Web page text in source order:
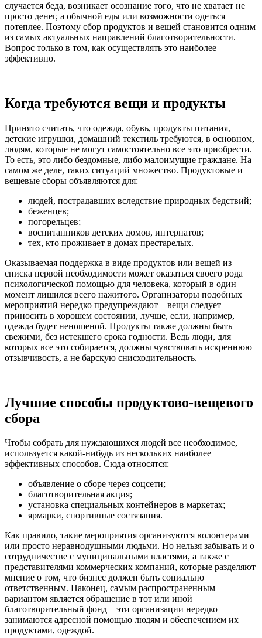
случается беда, возникает осознание того, что не хватает не
просто денег, а обычной еды или возможности одеться
потеплее. Поэтому сбор продуктов и вещей становится одним
из самых актуальных направлений благотворительности.
Вопрос только в том, как осуществлять это наиболее
эффективно.
Когда требуются вещи и продукты
Принято считать, что одежда, обувь, продукты питания,
детские игрушки, домашний текстиль требуются, в основном,
людям, которые не могут самостоятельно все это приобрести.
То есть, это либо бездомные, либо малоимущие граждане. На
самом же деле, таких ситуаций множество. Продуктовые и
вещевые сборы объявляются для:
людей, пострадавших вследствие природных бедствий;
беженцев;
погорельцев;
воспитанников детских домов, интернатов;
тех, кто проживает в домах престарелых.
Оказываемая поддержка в виде продуктов или вещей из
списка первой необходимости может оказаться своего рода
психологической помощью для человека, который в один
момент лишился всего нажитого. Организаторы подобных
мероприятий нередко предупреждают – вещи следует
приносить в хорошем состоянии, лучше, если, например,
одежда будет неношеной. Продукты также должны быть
свежими, без истекшего срока годности. Ведь люди, для
которых все это собирается, должны чувствовать искреннюю
отзывчивость, а не барскую снисходительность.
Лучшие способы продуктово-вещевого
сбора
Чтобы собрать для нуждающихся людей все необходимое,
используется какой-нибудь из нескольких наиболее
эффективных способов. Сюда относятся:
объявление о сборе через соцсети;
благотворительная акция;
установка специальных контейнеров в маркетах;
ярмарки, спортивные состязания.
Как правило, такие мероприятия организуются волонтерами
или просто неравнодушными людьми. Но нельзя забывать и о
сотрудничестве с муниципальными властями, а также с
представителями коммерческих компаний, которые разделяют
мнение о том, что бизнес должен быть социально
ответственным. Наконец, самым распространенным
вариантом является обращение в тот или иной
благотворительный фонд – эти организации нередко
занимаются адресной помощью людям и обеспечением их
продуктами, одеждой.